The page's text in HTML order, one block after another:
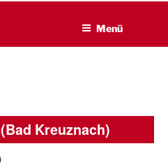
Selbsterfahrung
Menü
Kreuznach)